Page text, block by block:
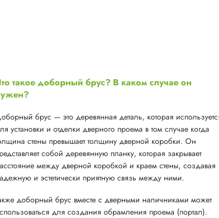
такое доборный брус? В каком случае он
брус — это деревянная деталь, которая
установки и отделки дверного проема в том случае когда
стены превышает толщину дверной коробки. Он
собой деревянную планку, которая закрывает
между дверной коробкой и краем стены, создавая
и эстетически приятную связь между ними.
доборный брус вместе с дверными наличниками может
для создания обрамления проема (портал).